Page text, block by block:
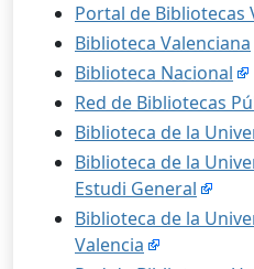
Portal de Bibliotecas
Biblioteca Valenciana
Biblioteca Nacional
Red de Bibliotecas
Biblioteca de la
Biblioteca de la
Estudi General
Biblioteca de la
Valencia